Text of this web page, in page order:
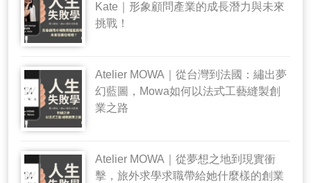
Kate｜形象顧問產業的成長潛力與未來
挑戰！
Atelier MOWA｜從台灣到法國：繡出夢
幻藍圖，Mowa如何以法式工藝縫製創
業之路
Atelier MOWA｜從夢想之地到現實衝
擊，旅外求學求職帶給她什麼樣的創業